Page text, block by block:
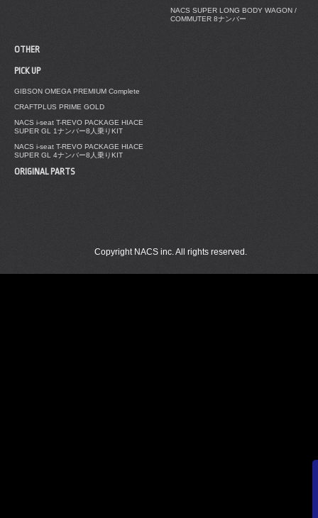
NACS SUPER LONG BODY WAGON /
COMMUTER 8ナンバー
OTHER
PICK UP
GIBSON OMEGA PREMIUM Complete
CRAFTPLUS PRIME GOLD
NACS i-seat T-REVO PACKAGE HIACE
SUPER GL 1ナンバー8人乗りKIT
NACS i-seat T-REVO PACKAGE HIACE
SUPER GL 4ナンバー8人乗りKIT
ORIGINAL PARTS
Copyright NACS inc. All rights reserved.